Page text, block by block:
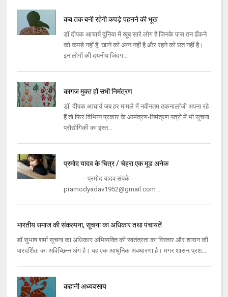
कब तक बनी रहेगी कपड़े पहनने की भूख
डॉ दीपक आचार्य दुनिया में खूब सारे लोग हैं जिनके पास तन ढँकने
को कपड़े नहीं हैं, खाने को अन्न नहीं है और रहने को छत नहीं है।
इन लोगों की दयनीय जिंदग...
कागज मुक्त हों सभी निमंत्रण
डॉ दीपक आचार्य जब हर मामले में नवीनतम तकनालॉजी अपना रहे
हैं तो फिर विभिन्न प्रकार के आमंत्रण-निमंत्रण पत्रों में भी सूचना
प्रौद्योगिकी का इस्त...
प्रमोद यादव के चित्र / चेहरा एक मूड अनेक
-- प्रमोद यादव संपर्क -
pramodyadav1952@gmail.com ...
भारतीय समाज की संकल्पना, सूचना का अधिकार तथा पंचायतें
डॉ सुभाष शर्मा सूचना का अधिकार अभिव्यक्ति की स्वतंत्रता का विस्तार और शासन की
पारदर्शिता का अविच्छिन्न अंग है। यह एक आधुनिक अवधारणा है। मगर शासन-प्रश...
कहानी अध्यवसाय